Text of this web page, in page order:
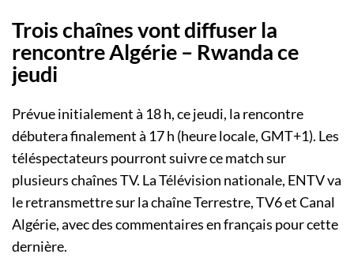
Trois chaînes vont diffuser la
rencontre Algérie – Rwanda ce
jeudi
Prévue initialement à 18 h, ce jeudi, la rencontre
débutera finalement à 17 h (heure locale, GMT+1). Les
téléspectateurs pourront suivre ce match sur
plusieurs chaînes TV. La Télévision nationale, ENTV va
le retransmettre sur la chaîne Terrestre, TV6 et Canal
Algérie, avec des commentaires en français pour cette
dernière.